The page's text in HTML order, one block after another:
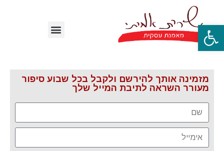
פתח סרגל נגישות
מזמינה אותך להירשם ולקבל בכל שבוע סיפור
מעורר השראה לתיבת המייל שלך